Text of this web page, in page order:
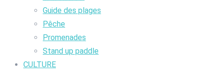
Guide des plages
Pêche
Promenades
Stand up paddle
CULTURE